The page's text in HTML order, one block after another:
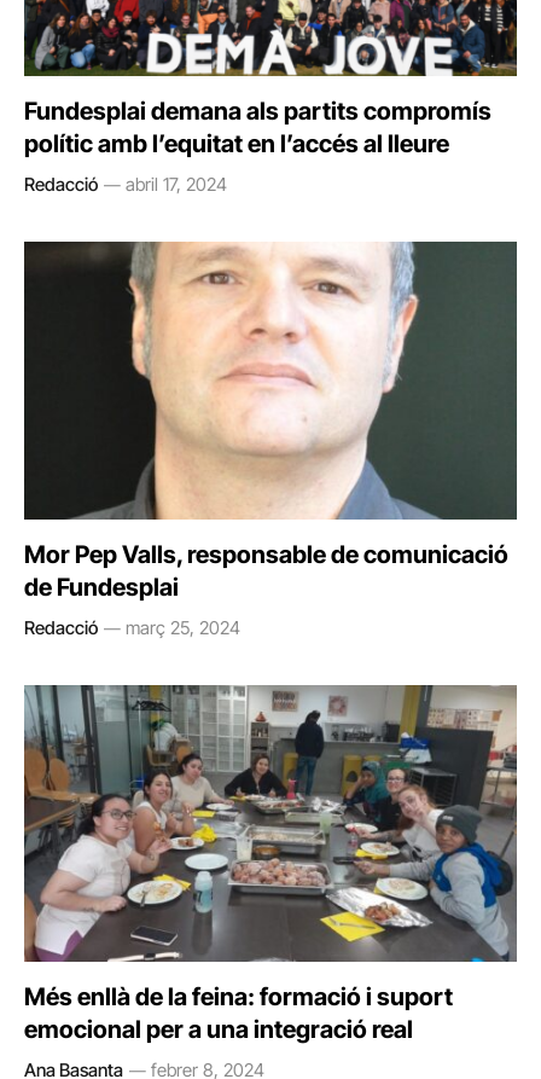
Fundesplai demana als partits compromís
polític amb l’equitat en l’accés al lleure
Redacció abril 17, 2024
Mor Pep Valls, responsable de comunicació
de Fundesplai
Redacció març 25, 2024
Més enllà de la feina: formació i suport
emocional per a una integració real
Ana Basanta febrer 8, 2024